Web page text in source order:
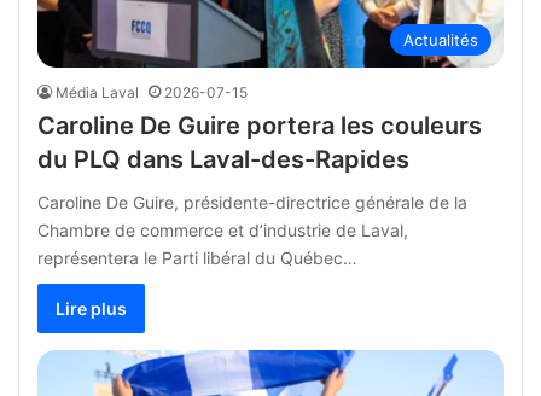
Actualités
Média Laval 2026-07-15
Caroline De Guire portera les couleurs
du PLQ dans Laval-des-Rapides
Caroline De Guire, présidente-directrice générale de la
Chambre de commerce et d’industrie de Laval,
représentera le Parti libéral du Québec…
Lire plus